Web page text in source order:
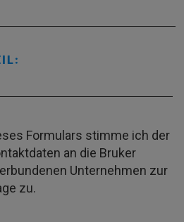
Formulars stimme ich der
an die Bruker
Unternehmen zur
zu.